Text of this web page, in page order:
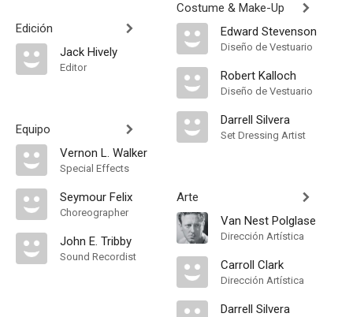
Edición
Jack Hively
Editor
Equipo
Vernon L. Walker
Special Effects
Seymour Felix
Choreographer
John E. Tribby
Sound Recordist
Costume & Make-Up
Edward Stevenson
Diseño de Vestuario
Robert Kalloch
Diseño de Vestuario
Darrell Silvera
Set Dressing Artist
Arte
Van Nest Polglase
Dirección Artística
Carroll Clark
Dirección Artística
Darrell Silvera